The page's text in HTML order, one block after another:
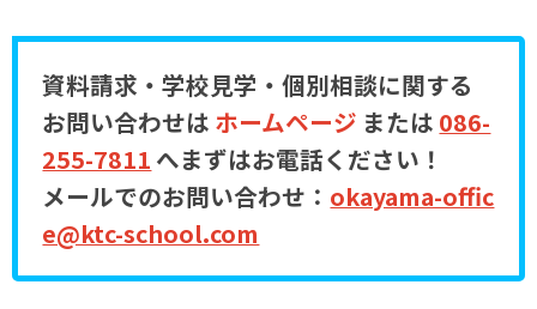
資料請求・学校見学・個別相談に関する
お問い合わせは ホームページ または 086-
255-7811 へまずはお電話ください！
メールでのお問い合わせ： okayama-offic
e@ktc-school.com